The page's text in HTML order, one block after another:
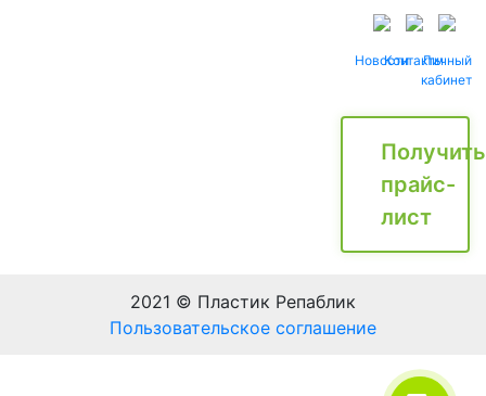
НовостиКонтактыЛичный
кабинет
Получить
прайс-
лист
2021 © Пластик Репаблик
Пользовательское соглашение